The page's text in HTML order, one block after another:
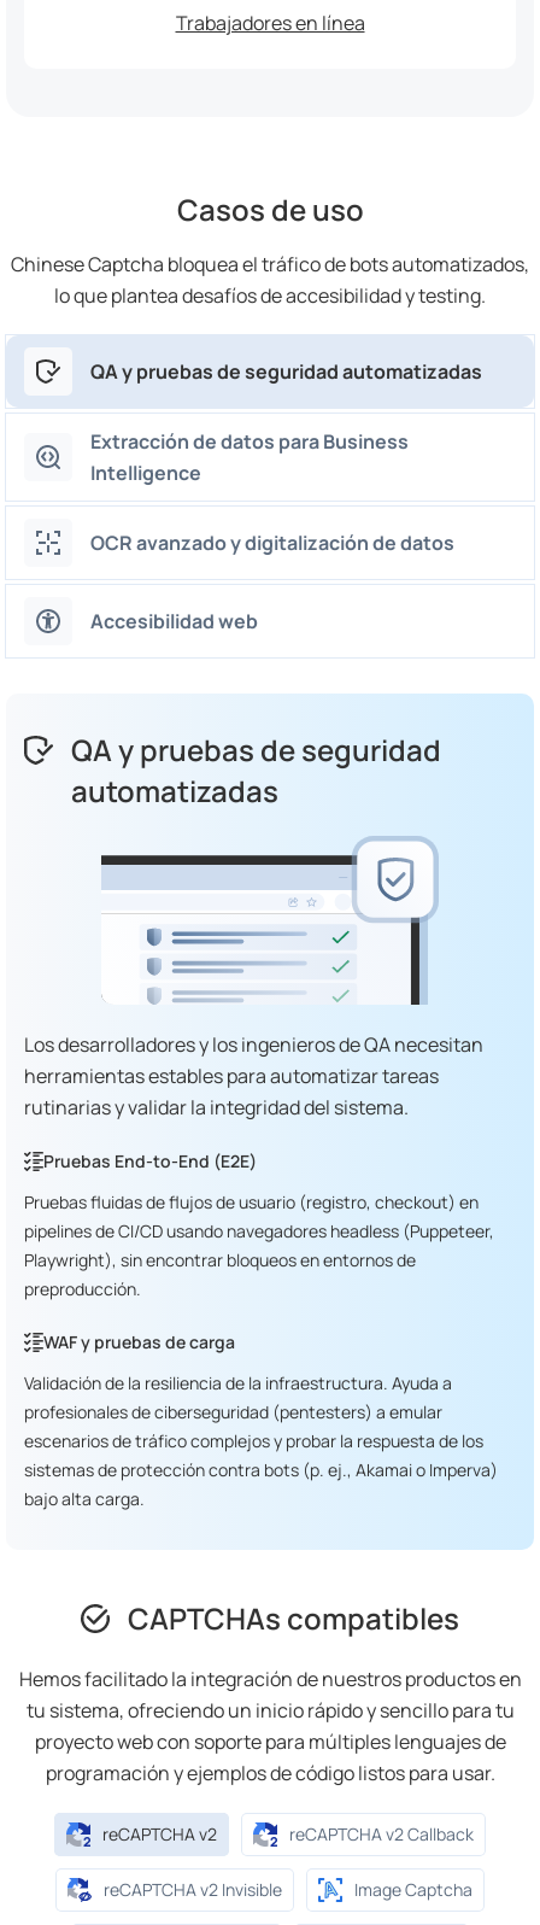
Trabajadores en línea
Casos de uso
Chinese Captcha bloquea el tráfico de bots automatizados,
lo que plantea desafíos de accesibilidad y testing.
QA y pruebas de seguridad automatizadas
Extracción de datos para Business
Intelligence
OCR avanzado y digitalización de datos
Accesibilidad web
QA y pruebas de seguridad
automatizadas
Los desarrolladores y los ingenieros de QA necesitan
herramientas estables para automatizar tareas
rutinarias y validar la integridad del sistema.
Pruebas End-to-End (E2E)
Pruebas fluidas de flujos de usuario (registro, checkout) en
pipelines de CI/CD usando navegadores headless (Puppeteer,
Playwright), sin encontrar bloqueos en entornos de
preproducción.
WAF y pruebas de carga
Validación de la resiliencia de la infraestructura. Ayuda a
profesionales de ciberseguridad (pentesters) a emular
escenarios de tráfico complejos y probar la respuesta de los
sistemas de protección contra bots (p. ej., Akamai o Imperva)
bajo alta carga.
CAPTCHAs compatibles
Hemos facilitado la integración de nuestros productos en
tu sistema, ofreciendo un inicio rápido y sencillo para tu
proyecto web con soporte para múltiples lenguajes de
programación y ejemplos de código listos para usar.
reCAPTCHA v2 reCAPTCHA v2 Callback
reCAPTCHA v2 Invisible Image Captcha